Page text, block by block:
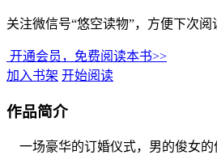
关注微信号“悠空读物”，方便下次阅
开通会员，免费阅读本书>>
加入书架 开始阅读
作品简介
一场豪华的订婚仪式，男的俊女的